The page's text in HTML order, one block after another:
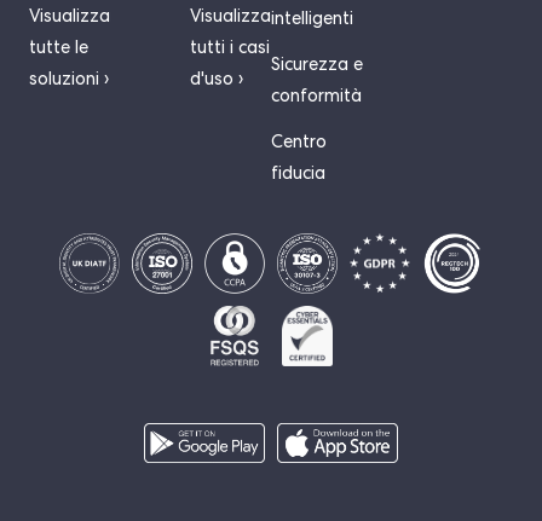
Visualizza
tutte le
soluzioni ›
Visualizza
tutti i casi
d'uso ›
intelligenti
Sicurezza e
conformità
Centro
fiducia